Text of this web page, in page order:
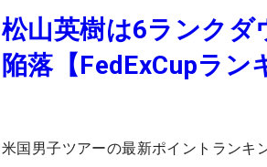
松山英樹は6ランク
陥落【FedExCupラン
米国男子ツアーの最新ポイントランキ